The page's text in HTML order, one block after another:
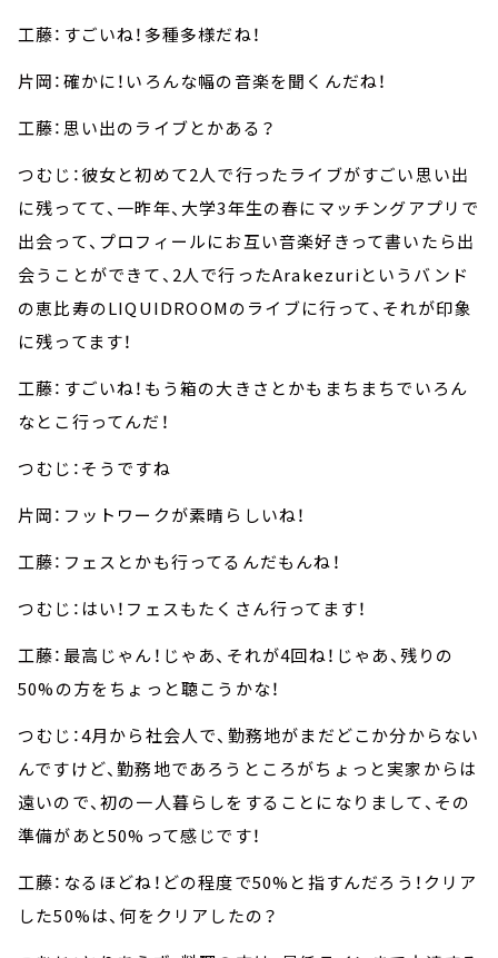
工藤：すごいね！多種多様だね！
片岡：確かに！いろんな幅の音楽を聞くんだね！
工藤：思い出のライブとかある？
つむじ：彼女と初めて2人で行ったライブがすごい思い出
に残ってて、一昨年、大学3年生の春にマッチングアプリで
出会って、プロフィールにお互い音楽好きって書いたら出
会うことができて、2人で行ったArakezuriというバンド
の恵比寿のLIQUIDROOMのライブに行って、それが印象
に残ってます！
工藤：すごいね！もう箱の大きさとかもまちまちでいろん
なとこ行ってんだ！
つむじ：そうですね
片岡：フットワークが素晴らしいね！
工藤：フェスとかも行ってるんだもんね！
つむじ：はい！フェスもたくさん行ってます！
工藤：最高じゃん！じゃあ、それが4回ね！じゃあ、残りの
50%の方をちょっと聴こうかな！
つむじ：4月から社会人で、勤務地がまだどこか分からない
んですけど、勤務地であろうところがちょっと実家からは
遠いので、初の一人暮らしをすることになりまして、その
準備があと50%って感じです！
工藤：なるほどね！どの程度で50%と指すんだろう！クリア
した50%は、何をクリアしたの？